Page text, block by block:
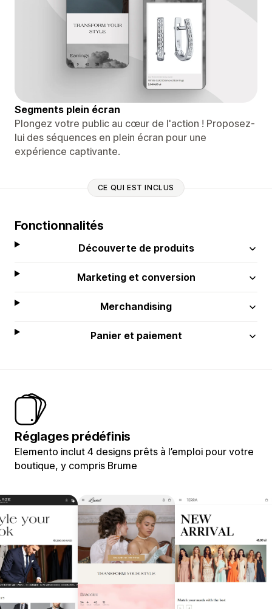
Segments plein écran
Plongez votre public au cœur de l'action ! Proposez-
lui des séquences en plein écran pour une
expérience captivante.
CE QUI EST INCLUS
Fonctionnalités
Découverte de produits
Marketing et conversion
Merchandising
Panier et paiement
Réglages prédéfinis
Elemento inclut 4 designs prêts à l’emploi pour votre
boutique, y compris Brume